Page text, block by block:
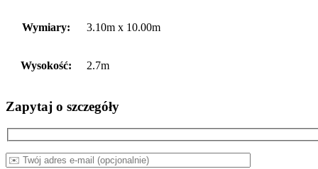
Wymiary: 3.10m x 10.00m
Wysokość: 2.7m
Zapytaj o szczegóły